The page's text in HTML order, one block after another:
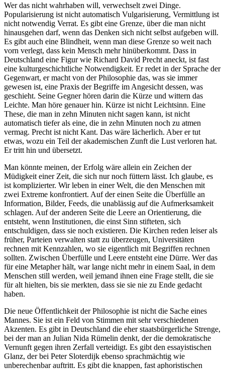
Wer das nicht wahrhaben will, verwechselt zwei Dinge.
Popularisierung ist nicht automatisch Vulgarisierung, Vermittlung ist
nicht notwendig Verrat. Es gibt eine Grenze, über die man nicht
hinausgehen darf, wenn das Denken sich nicht selbst aufgeben will.
Es gibt auch eine Blindheit, wenn man diese Grenze so weit nach
vorn verlegt, dass kein Mensch mehr hinüberkommt. Dass in
Deutschland eine Figur wie Richard David Precht aneckt, ist fast
eine kulturgeschichtliche Notwendigkeit. Er redet in der Sprache der
Gegenwart, er macht von der Philosophie das, was sie immer
gewesen ist, eine Praxis der Begriffe im Angesicht dessen, was
geschieht. Seine Gegner hören darin die Kürze und wittern das
Leichte. Man höre genauer hin. Kürze ist nicht Leichtsinn. Eine
These, die man in zehn Minuten nicht sagen kann, ist nicht
automatisch tiefer als eine, die in zehn Minuten noch zu atmen
vermag. Precht ist nicht Kant. Das wäre lächerlich. Aber er tut
etwas, wozu ein Teil der akademischen Zunft die Lust verloren hat.
Er tritt hin und übersetzt.
Man könnte meinen, der Erfolg wäre allein ein Zeichen der
Müdigkeit einer Zeit, die sich nur noch füttern lässt. Ich glaube, es
ist komplizierter. Wir leben in einer Welt, die den Menschen mit
zwei Extreme konfrontiert. Auf der einen Seite die Überfülle an
Information, Bilder, Feeds, die unablässig auf die Aufmerksamkeit
schlagen. Auf der anderen Seite die Leere an Orientierung, die
entsteht, wenn Institutionen, die einst Sinn stifteten, sich
entschuldigen, dass sie noch existieren. Die Kirchen reden leiser als
früher, Parteien verwalten statt zu überzeugen, Universitäten
rechnen mit Kennzahlen, wo sie eigentlich mit Begriffen rechnen
sollten. Zwischen Überfülle und Leere entsteht eine Dürre. Wer das
für eine Metapher hält, war lange nicht mehr in einem Saal, in dem
Menschen still werden, weil jemand ihnen eine Frage stellt, die sie
für alt hielten, bis sie merkten, dass sie sie nie zu Ende gedacht
haben.
Die neue Öffentlichkeit der Philosophie ist nicht die Sache eines
Mannes. Sie ist ein Feld von Stimmen mit sehr verschiedenen
Akzenten. Es gibt in Deutschland die eher staatsbürgerliche Strenge,
bei der man an Julian Nida Rümelin denkt, der die demokratische
Vernunft gegen ihren Zerfall verteidigt. Es gibt den essayistischen
Glanz, der bei Peter Sloterdijk ebenso sprachmächtig wie
unberechenbar auftritt. Es gibt die knappen, fast aphoristischen